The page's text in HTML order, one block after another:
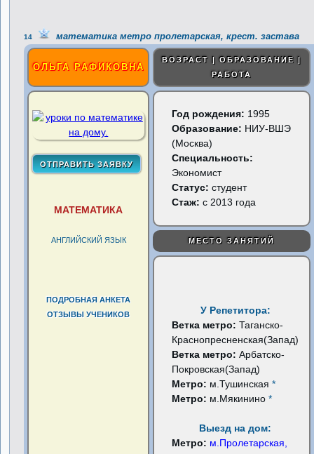
14 математика метро пролетарская, крест. застава
ОЛЬГА РАФИКОВНА
ВОЗРАСТ | ОБРАЗОВАНИЕ |
РАБОТА
МАТЕМАТИКА
АНГЛИЙСКИЙ ЯЗЫК
ПОДРОБНАЯ АНКЕТА
ОТЗЫВЫ УЧЕНИКОВ
Год рождения: 1995
Образование: НИУ-ВШЭ
(Москва)
Специальность:
Экономист
Статус:студент
Стаж: с 2013 года
МЕСТО ЗАНЯТИЙ
У Репетитора:
Ветка метро:Таганско-
Краснопресненская(Запад)
Ветка метро:Арбатско-
Покровская(Запад)
Метро: м.Тушинская*
Метро: м.Мякинино*
Выезд на дом:
Метро: м.Пролетарская,